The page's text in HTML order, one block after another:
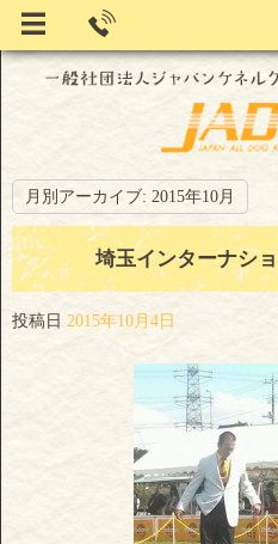
月別アーカイブ: 2015年10月
埼玉インターナシ
投稿日 2015年10月4日